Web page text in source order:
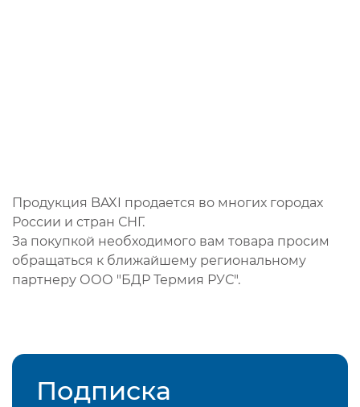
Продукция BAXI продается во многих городах
России и стран СНГ.
За покупкой необходимого вам товара просим
обращаться к ближайшему региональному
партнеру ООО "БДР Термия РУС".
Подписка